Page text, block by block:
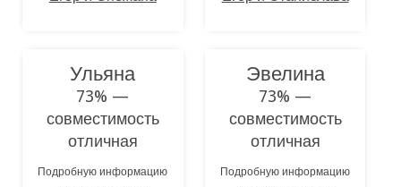
Ульяна
73% —
совместимость
отличная
Подробную информацию
Эвелина
73% —
совместимость
отличная
Подробную информацию